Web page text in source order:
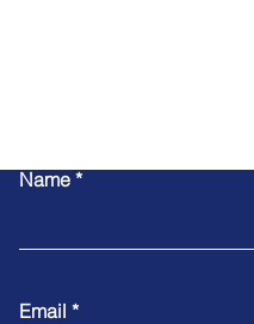
Name
Email